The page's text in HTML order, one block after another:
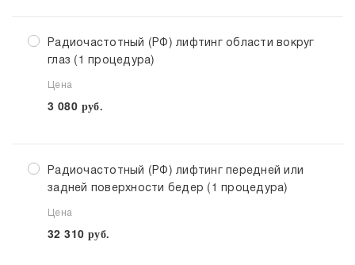
Радиочастотный (РФ) лифтинг области вокруг
глаз (1 процедура)
Цена
3 080 руб.
Радиочастотный (РФ) лифтинг передней или
задней поверхности бедер (1 процедура)
Цена
32 310 руб.